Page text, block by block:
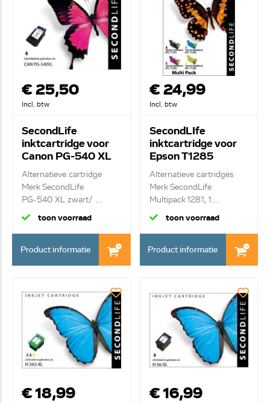
€ 25,50
Incl. btw
SecondLife
inktcartridge voor
Canon PG-540 XL
zwart
Alternatieve cartridge
Merk SecondLife
PG-540 XL zwart/ ...
toon voorraad
Product informatie
€ 24,99
Incl. btw
SecondLIfe
inktcartridge voor
Epson T1285
Multipack XL
Alternatieve cartridges
Merk SecondLife
Multipack 1281, 1...
toon voorraad
Product informatie
€ 18,99 € 16,99